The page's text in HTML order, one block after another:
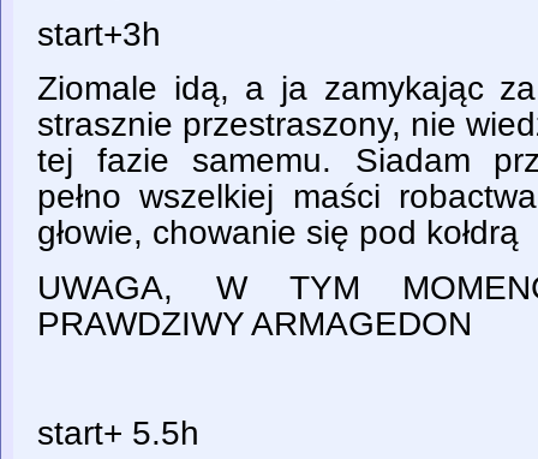
start+3h
Ziomale idą, a ja zamykając
strasznie przestraszony, nie
tej fazie samemu. Siadam
pełno wszelkiej maści
głowie, chowanie się pod kołdrą
UWAGA, W TYM
PRAWDZIWY ARMAGEDON
start+ 5.5h